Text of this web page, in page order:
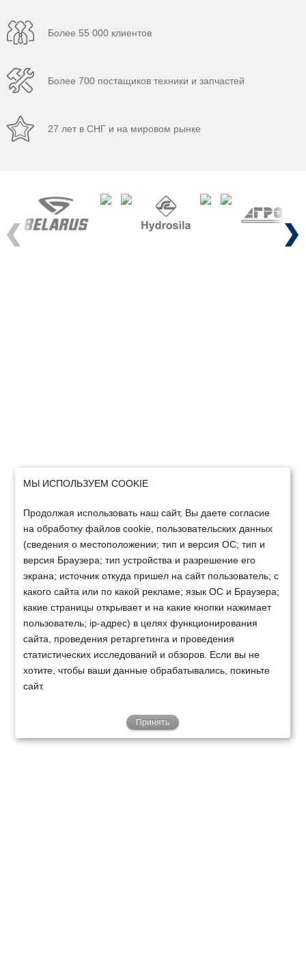
Более 55 000 клиентов
Более 700 постащиков техники и запчастей
27 лет в СНГ и на мировом рынке
Previous Next
МЫ ИСПОЛЬЗУЕМ COOKIE
Продолжая использовать наш сайт, Вы даете согласие
на обработку файлов cookie, пользовательских данных
(сведения о местоположении; тип и версия ОС; тип и
версия Браузера; тип устройства и разрешение его
экрана; источник откуда пришел на сайт пользователь; с
какого сайта или по какой рекламе; язык ОС и Браузера;
какие страницы открывает и на какие кнопки нажимает
пользователь; ip-адрес) в целях функционирования
сайта, проведения ретаргетинга и проведения
статистических исследований и обзоров. Если вы не
хотите, чтобы ваши данные обрабатывались, покиньте
сайт.
Принять